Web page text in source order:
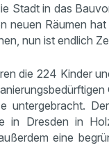
Stadt in das
neuen Räumen
nun ist endlich
die 224 Kinder
untergebracht.
in Dresden in
eine